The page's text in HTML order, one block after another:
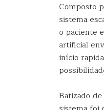
Composto
sistema
o paciente
artificial
início
Batizado